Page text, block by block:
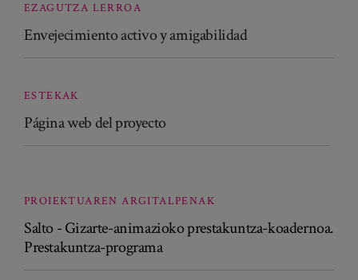
EZAGUTZA LERROA
Envejecimiento activo y amigabilidad
ESTEKAK
Página web del proyecto
PROIEKTUAREN ARGITALPENAK
Salto - Gizarte-animazioko prestakuntza-koadernoa.
Prestakuntza-programa